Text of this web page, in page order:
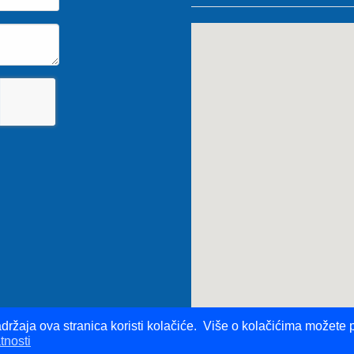
ova stranica koristi kolačiće. Više o kolačićima možete